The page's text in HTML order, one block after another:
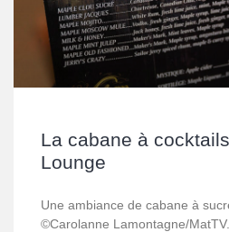
La cabane à
Lounge
Une ambiance de cabane à
©Carolanne Lamontagne/